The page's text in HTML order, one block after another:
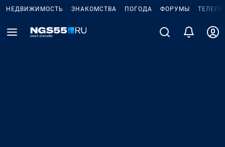
НЕДВИЖИМОСТЬ ЗНАКОМСТВА ПОГОДА ФОРУМЫ